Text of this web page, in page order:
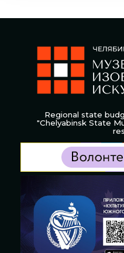
Regional state
"Chelyabinsk State